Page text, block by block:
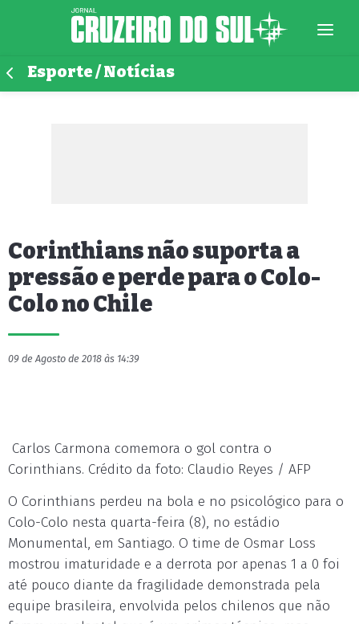
Esporte / Notícias
Corinthians não suporta a
pressão e perde para o Colo-
Colo no Chile
09 de Agosto de 2018 às 14:39
Carlos Carmona comemora o gol contra o
Corinthians. Crédito da foto: Claudio Reyes / AFP
O Corinthians perdeu na bola e no psicológico para o
Colo-Colo nesta quarta-feira (8), no estádio
Monumental, em Santiago. O time de Osmar Loss
mostrou imaturidade e a derrota por apenas 1 a 0 foi
até pouco diante da fragilidade demonstrada pela
equipe brasileira, envolvida pelos chilenos que não